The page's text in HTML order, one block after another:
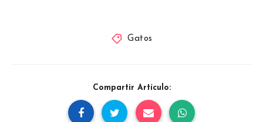
Gatos
Compartir Artículo: